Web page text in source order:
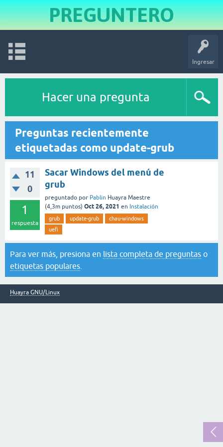
PREGUNTERO
Ingresar
Hacer una pregunta
Preguntas recientemente
etiquetadas como update-grub
11
0
1
respuesta
Sacar Windows del menú de
grub
preguntado por Pablin Huayra Maestre
(4,3m puntos) Oct 26, 2021 en Instalación
grub update-grub
chau-windows
uefi
Para ver más, presiona en lista completa de preguntas o
etiquetas populares
Huayra GNU/Linux